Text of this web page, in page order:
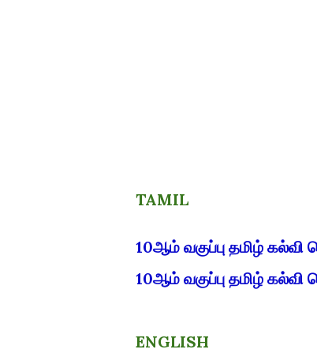
TAMIL
10ஆம் வகுப்பு தமிழ்
10ஆம் வகுப்பு தமிழ்
ENGLISH